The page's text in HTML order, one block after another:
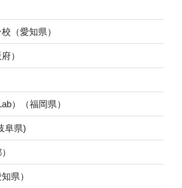
（愛知県）
）
）（福岡県）
阜県)
県）